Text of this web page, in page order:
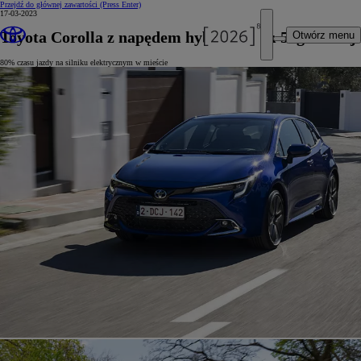
Przejdź do głównej zawartości (Press Enter)
Otwórz menu
17-03-2023
Toyota Corolla z napędem hybrydowym 5. generacji
80% czasu jazdy na silniku elektrycznym w mieście